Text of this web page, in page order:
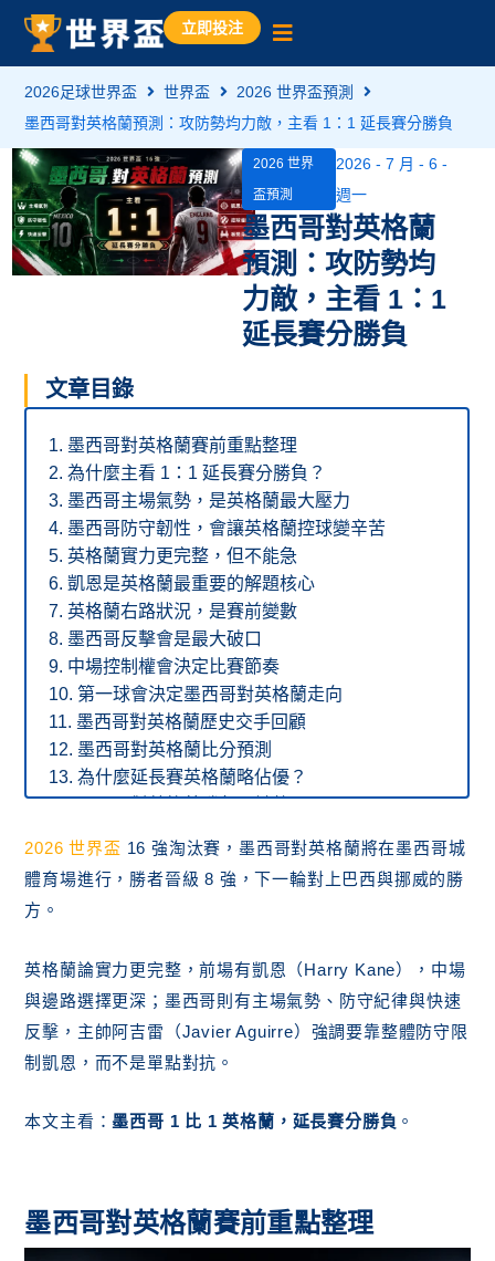
立即投注
2026足球世界盃 世界盃
2026 世界盃預測
墨西哥對英格蘭預測：攻防勢均力敵，主看 1：1 延長賽分勝負
2026 世界
盃預測
2026 - 7 月 - 6 -
週一
墨西哥對英格蘭
預測：攻防勢均
力敵，主看 1：1
延長賽分勝負
文章目錄
墨西哥對英格蘭賽前重點整理
為什麼主看 1：1 延長賽分勝負？
墨西哥主場氣勢，是英格蘭最大壓力
墨西哥防守韌性，會讓英格蘭控球變辛苦
英格蘭實力更完整，但不能急
凱恩是英格蘭最重要的解題核心
英格蘭右路狀況，是賽前變數
墨西哥反擊會是最大破口
中場控制權會決定比賽節奏
第一球會決定墨西哥對英格蘭走向
墨西哥對英格蘭歷史交手回顧
墨西哥對英格蘭比分預測
為什麼延長賽英格蘭略佔優？
墨西哥對英格蘭勝負關鍵整理
墨西哥對英格蘭是什麼賽事？
墨西哥對英格蘭在哪裡比？
誰比較可能晉級？
墨西哥最大優勢是什麼？
英格蘭最大優勢是什麼？
墨西哥對英格蘭世界盃歷史比分是什麼？
2026 世界盃 16 強淘汰賽，墨西哥對英格蘭將在墨西哥城
體育場進行，勝者晉級 8 強，下一輪對上巴西與挪威的勝
方。
英格蘭論實力更完整，前場有凱恩（Harry Kane），中場
與邊路選擇更深；墨西哥則有主場氣勢、防守紀律與快速
反擊，主帥阿吉雷（Javier Aguirre）強調要靠整體防守限
制凱恩，而不是單點對抗。
本文主看：墨西哥 1 比 1 英格蘭，延長賽分勝負 。
墨西哥對英格蘭賽前重點整理